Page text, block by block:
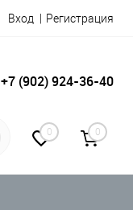
Вход Регистрация
+7 (902) 924-36-40
0 0